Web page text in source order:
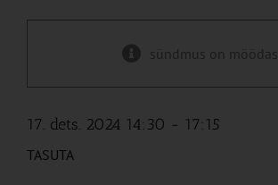
sündmus on möödas
17. dets. 2024 14:30 - 17:15
TASUTA